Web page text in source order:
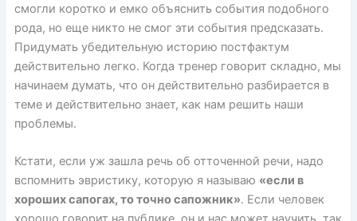
смогли коротко и емко объяснить события подобного
рода, но еще никто не смог эти события предсказать.
Придумать убедительную историю постфактум
действительно легко. Когда тренер говорит складно, мы
начинаем думать, что он действительно разбирается в
теме и действительно знает, как нам решить наши
проблемы.
Кстати, если уж зашла речь об отточенной речи, надо
вспомнить эвристику, которую я называю «если в
хороших сапогах, то точно сапожник». Если человек